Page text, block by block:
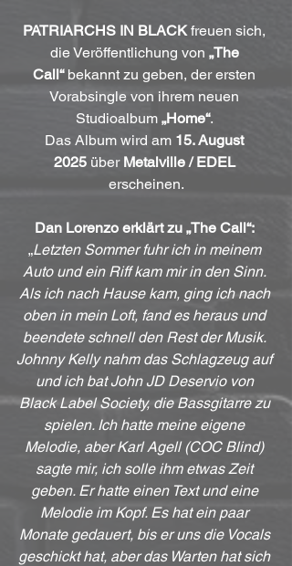
PATRIARCHS IN BLACK freuen sich,
die Veröffentlichung von „The
Call“ bekannt zu geben, der ersten
Vorabsingle von ihrem neuen
Studioalbum „Home“.
Das Album wird am 15. August
2025 über Metalville / EDEL
erscheinen.
Dan Lorenzo erklärt zu „The Call“:
„Letzten Sommer fuhr ich in meinem
Auto und ein Riff kam mir in den Sinn.
Als ich nach Hause kam, ging ich nach
oben in mein Loft, fand es heraus und
beendete schnell den Rest der Musik.
Johnny Kelly nahm das Schlagzeug auf
und ich bat John JD Deservio von
Black Label Society, die Bassgitarre zu
spielen. Ich hatte meine eigene
Melodie, aber Karl Agell (COC Blind)
sagte mir, ich solle ihm etwas Zeit
geben. Er hatte einen Text und eine
Melodie im Kopf. Es hat ein paar
Monate gedauert, bis er uns die Vocals
geschickt hat, aber das Warten hat sich